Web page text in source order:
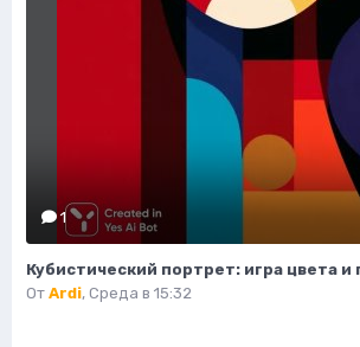
1
От Ardi, Среда в 15:32